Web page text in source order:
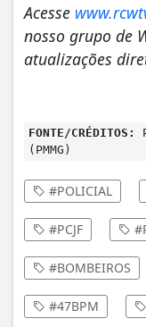
Acesse
nosso grupo de
atualizações
FONTE/CRÉDITOS:
(PMMG)
#POLICIAL
#PCJF
#BOMBEIROS
#47BPM